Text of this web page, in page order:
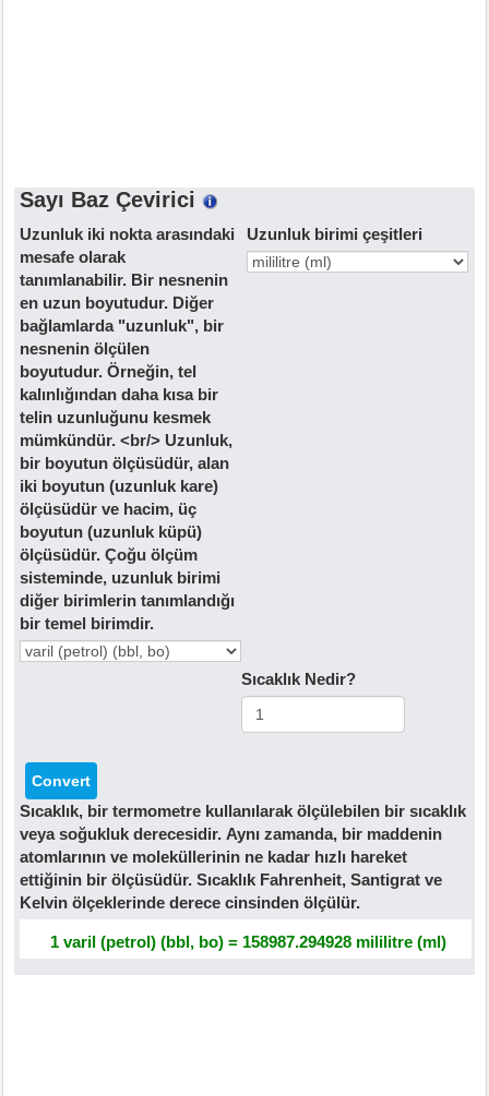
Sayı Baz Çevirici
Uzunluk iki nokta arasındaki
mesafe olarak
tanımlanabilir. Bir nesnenin
en uzun boyutudur. Diğer
bağlamlarda "uzunluk", bir
nesnenin ölçülen
boyutudur. Örneğin, tel
kalınlığından daha kısa bir
telin uzunluğunu kesmek
mümkündür. <br/> Uzunluk,
bir boyutun ölçüsüdür, alan
iki boyutun (uzunluk kare)
ölçüsüdür ve hacim, üç
boyutun (uzunluk küpü)
ölçüsüdür. Çoğu ölçüm
sisteminde, uzunluk birimi
diğer birimlerin tanımlandığı
bir temel birimdir.
Uzunluk birimi çeşitleri
Sıcaklık Nedir?
Sıcaklık, bir termometre kullanılarak ölçülebilen bir sıcaklık
veya soğukluk derecesidir. Aynı zamanda, bir maddenin
atomlarının ve moleküllerinin ne kadar hızlı hareket
ettiğinin bir ölçüsüdür. Sıcaklık Fahrenheit, Santigrat ve
Kelvin ölçeklerinde derece cinsinden ölçülür.
1 varil (petrol) (bbl, bo) = 158987.294928 mililitre (ml)